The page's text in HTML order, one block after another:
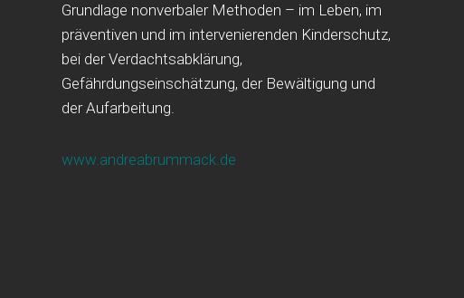
Grundlage nonverbaler Methoden – im Leben, im
präventiven und im intervenierenden Kinderschutz,
bei der Verdachtsabklärung,
Gefährdungseinschätzung, der Bewältigung und
der Aufarbeitung.
www.andreabrummack.de